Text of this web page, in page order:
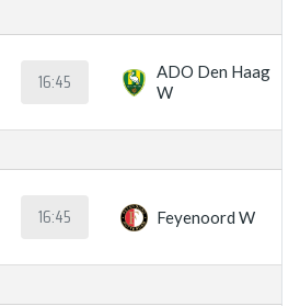
16:45
ADO Den Haag
W
16:45 Feyenoord W